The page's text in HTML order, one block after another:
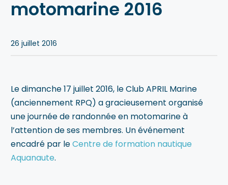
Blogue
motomarine 2016
26 juillet 2016
Le dimanche 17 juillet 2016, le Club APRIL Marine
(anciennement RPQ) a gracieusement organisé
une journée de randonnée en motomarine à
l’attention de ses membres. Un événement
encadré par leCentre de formation nautique
Aquanaute.